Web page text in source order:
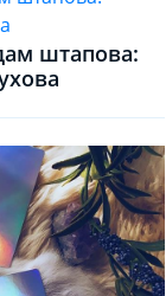
штапова: